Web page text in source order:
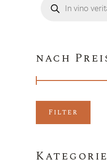
search
nach
Min.
Preis
Max.
Preis
Filter